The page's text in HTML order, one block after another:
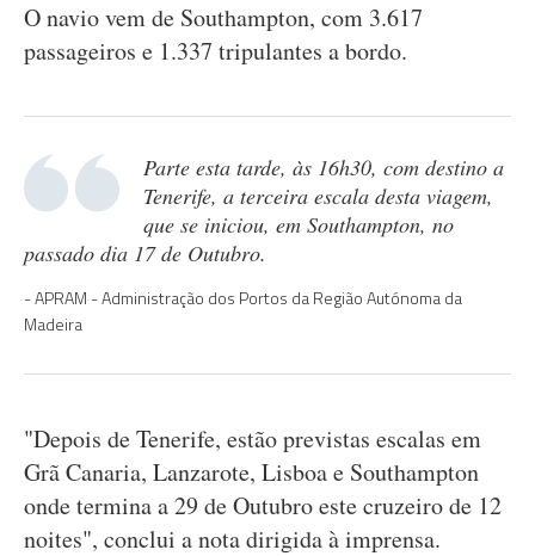
O navio vem de Southampton, com 3.617
passageiros e 1.337 tripulantes a bordo.
Parte esta tarde, às 16h30, com destino a
Tenerife, a terceira escala desta viagem,
que se iniciou, em Southampton, no
passado dia 17 de Outubro.
APRAM - Administração dos Portos da Região Autónoma da
Madeira
"Depois de Tenerife, estão previstas escalas em
Grã Canaria, Lanzarote, Lisboa e Southampton
onde termina a 29 de Outubro este cruzeiro de 12
noites", conclui a nota dirigida à imprensa.